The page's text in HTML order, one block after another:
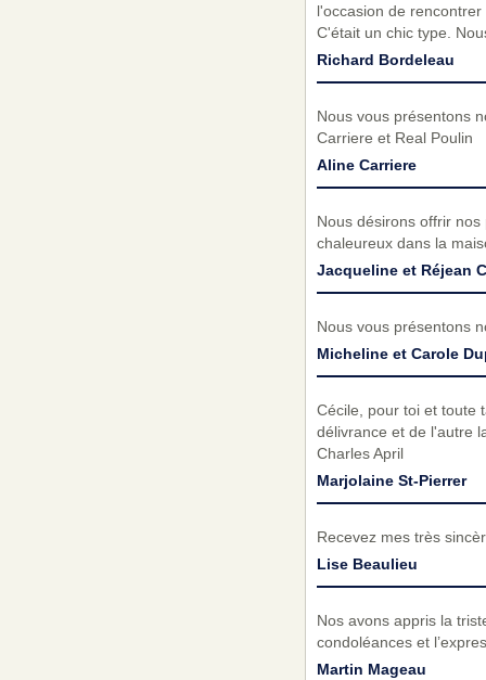
l'occasion de
C'était un chic type.
Richard Bordeleau
Nous vous présentons
Carriere et Real Poulin
Aline Carriere
Nous désirons offrir
chaleureux dans la
Jacqueline et Réjean
Nous vous présentons
Micheline et Carole
Cécile, pour toi et toute
délivrance et de l'autre
Charles April
Marjolaine St-Pierrer
Recevez mes très
Lise Beaulieu
Nos avons appris la
condoléances et
Martin Mageau